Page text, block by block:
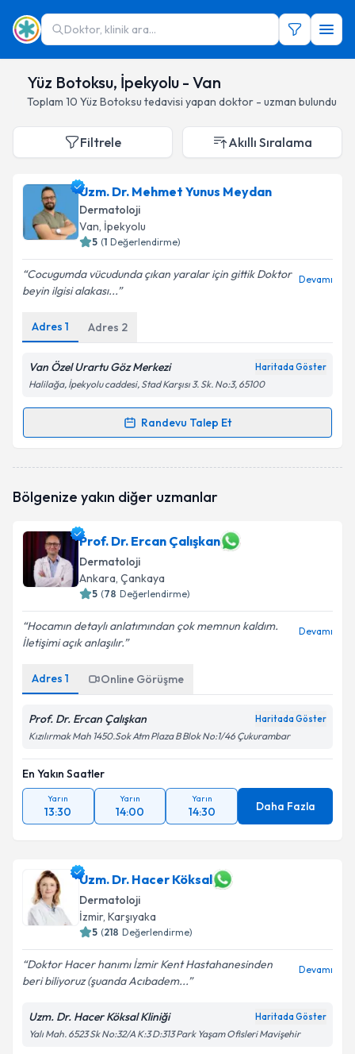
Doktor, klinik ara...
Yüz Botoksu, İpekyolu - Van
Toplam 10 Yüz Botoksu tedavisi yapan doktor - uzman bulundu
Filtrele Akıllı Sıralama
Uzm. Dr. Mehmet Yunus Meydan
Dermatoloji
Van, İpekyolu
5 (1 Değerlendirme)
Cocugumda vücudunda çıkan yaralar için gittik Doktor
beyin ilgisi alakası...
Devamı
Adres 1 Adres 2
Van Özel Urartu Göz Merkezi Haritada Göster
Halilağa, İpekyolu caddesi, Stad Karşısı 3. Sk. No:3, 65100
Randevu Talep Et
Randevu Takvimi Talebi
takvimi talebi oluşturun. Size bu uzmandan randevu
bilgilendireceğiz.
E-posta Adresiniz
Kişisel verilerimin işlenmesine ilişkin
kapsamda işlenmesini kabul ediyorum.
Takvim Talebini Gönder
Bölgenize yakın diğer uzmanlar
Prof. Dr. Ercan Çalışkan
Dermatoloji
Ankara, Çankaya
5 (78 Değerlendirme)
Hocamın detaylı anlatımından çok memnun kaldım.
İletişimi açık anlaşılır.
Devamı
Adres 1 Online Görüşme
Prof. Dr. Ercan Çalışkan Haritada Göster
Kızılırmak Mah 1450.Sok Atm Plaza B Blok No:1/46 Çukurambar
En Yakın Saatler
Yarın
13:30
Yarın
14:00
Yarın
14:30 Daha Fazla
Uzm. Dr. Hacer Köksal
Dermatoloji
İzmir, Karşıyaka
5 (218 Değerlendirme)
Doktor Hacer hanımı İzmir Kent Hastahanesinden
beri biliyoruz (şuanda Acıbadem...
Devamı
Uzm. Dr. Hacer Köksal Kliniği Haritada Göster
Yalı Mah. 6523 Sk No:32/A K:3 D:313 Park Yaşam Ofisleri Mavişehir